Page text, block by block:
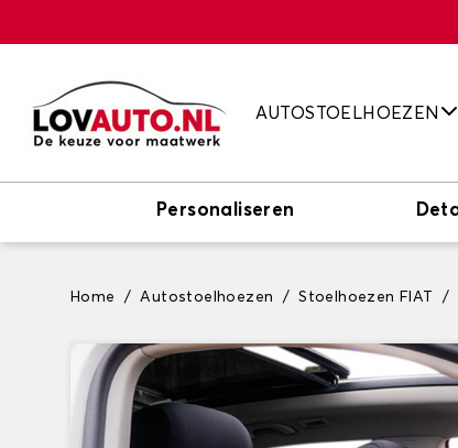
AUTOSTOELHOEZEN
Personaliseren
Home Autostoelhoezen Stoelhoezen FIAT